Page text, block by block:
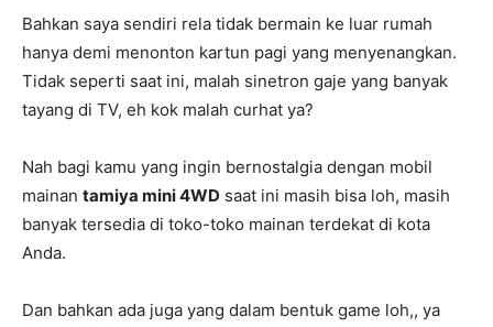
Bahkan saya sendiri rela tidak bermain ke luar rumah
hanya demi menonton kartun pagi yang menyenangkan.
Tidak seperti saat ini, malah sinetron gaje yang banyak
tayang di TV, eh kok malah curhat ya?
Nah bagi kamu yang ingin bernostalgia dengan mobil
mainan tamiya mini 4WD saat ini masih bisa loh, masih
banyak tersedia di toko-toko mainan terdekat di kota
Anda.
Dan bahkan ada juga yang dalam bentuk game loh,, ya